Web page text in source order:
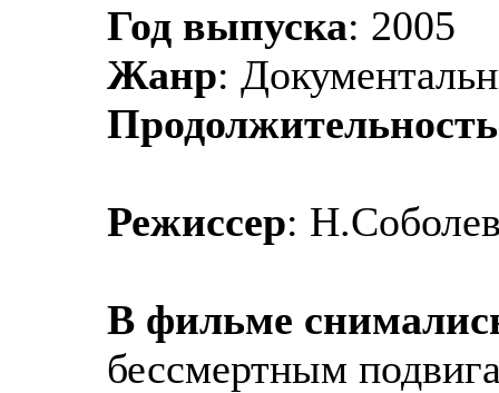
Год выпуска: 2005
Жанр:
Продолжительность
Режиссер:
В фильме
бессмертным